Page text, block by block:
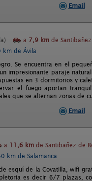
Email
a 7,9 km de
km de Ávila
Se encuentra en el
impresionante paraje
en 3 dormitorios y
el fuego aportan
que se alternan zonas de
Email
a 11,6 km de Santibañez de
km de Salamanca
esquí de la Covatilla, wifi
es decir 6/7 plazas,